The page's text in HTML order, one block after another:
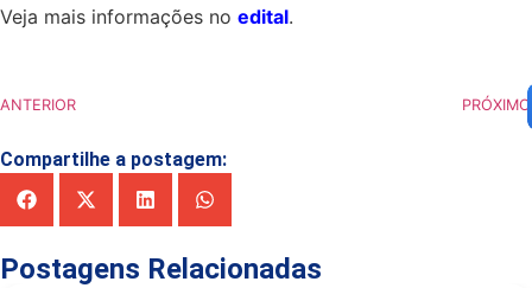
Veja mais informações no edital.
ANTERIOR PRÓXIMO
Compartilhe a postagem:
Postagens Relacionadas